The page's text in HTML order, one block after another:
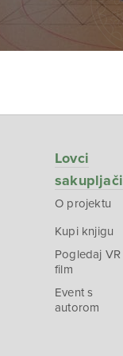
Lovci
sakupljači
O projektu
Kupi knjigu
Pogledaj VR
film
Event s
autorom